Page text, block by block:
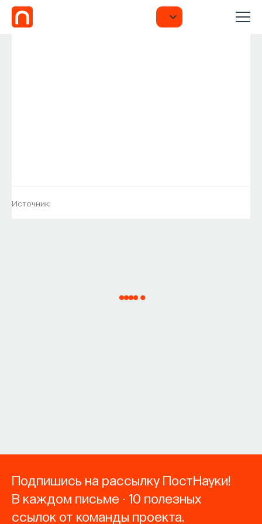
Источник:
Подпишись на рассылку ПостНауки!
В каждом письме - 10 полезных
ссылок от команды проекта.